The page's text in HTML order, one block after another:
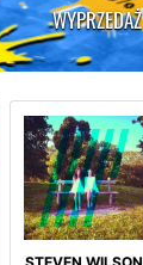
WYPRZEDAŻ